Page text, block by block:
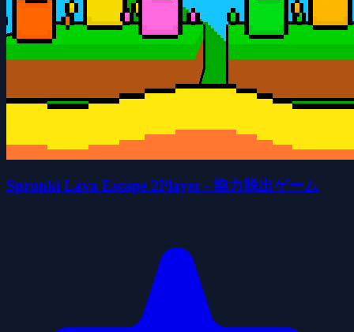
Sprunki Lava Escape 2Player - 協力脱出ゲーム